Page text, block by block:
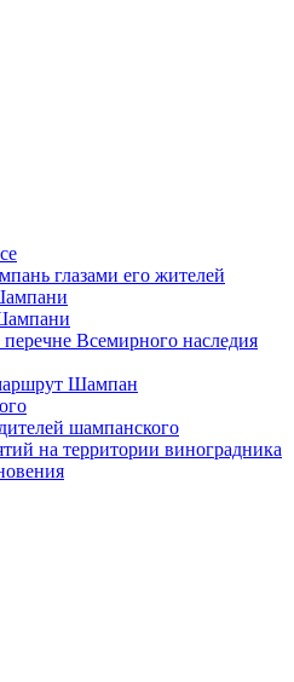
глазами его жителей
Всемирного наследия
Шампан
шампанского
на территории виноградника